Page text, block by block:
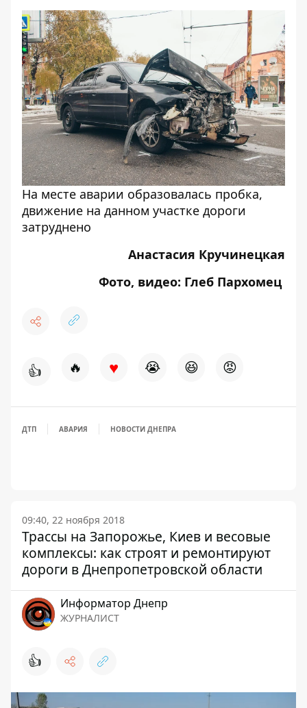
На месте аварии образовалась пробка,
движение на данном участке дороги
затруднено
Анастасия Кручинецкая
Фото, видео: Глеб Пархомец
👍 🔥 ♥ 😭 😆 😡
ДТП АВАРИЯ НОВОСТИ ДНЕПРА
09:40, 22 ноября 2018
Трассы на Запорожье, Киев и весовые
комплексы: как строят и ремонтируют
дороги в Днепропетровской области
Информатор Днепр
ЖУРНАЛИСТ
👍